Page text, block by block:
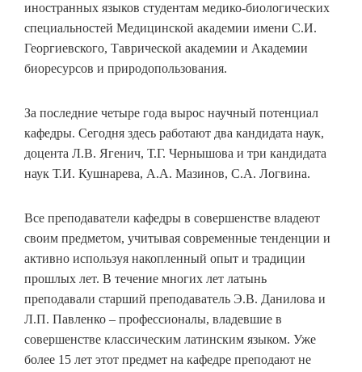
иностранных языков студентам медико-биологических
специальностей Медицинской академии имени С.И.
Георгиевского, Таврической академии и Академии
биоресурсов и природопользования.
За последние четыре года вырос научный потенциал
кафедры. Сегодня здесь работают два кандидата наук,
доцента Л.В. Ягенич, Т.Г. Чернышова и три кандидата
наук Т.И. Кушнарева, А.А. Мазинов, С.А. Логвина.
Все преподаватели кафедры в совершенстве владеют
своим предметом, учитывая современные тенденции и
активно используя накопленный опыт и традиции
прошлых лет. В течение многих лет латынь
преподавали старший преподаватель Э.В. Данилова и
Л.П. Павленко – профессионалы, владевшие в
совершенстве классическим латинским языком. Уже
более 15 лет этот предмет на кафедре преподают не